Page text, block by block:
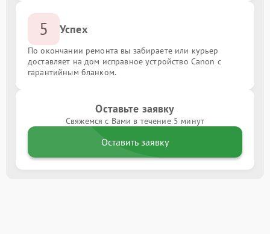
5 Успех
По окончании ремонта вы забираете или курьер
доставляет на дом исправное устройство Canon с
гарантийным бланком.
Оставьте заявку
Свяжемся с Вами в течение 5 минут
Оставить заявку